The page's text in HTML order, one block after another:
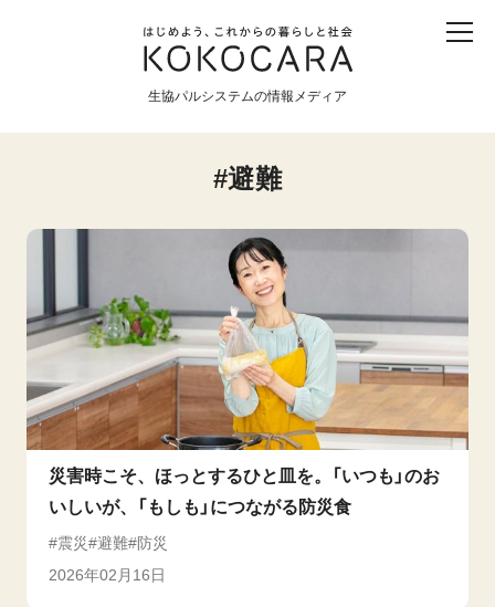
生協パルシステムの情報メディア
産直 食育 食べる 震災
生協の宅配パルシステム
避難
災害時こそ、ほっとするひと皿を。「いつも」のお
いしいが、「もしも」につながる防災食
震災 避難
防災
2026年02月16日